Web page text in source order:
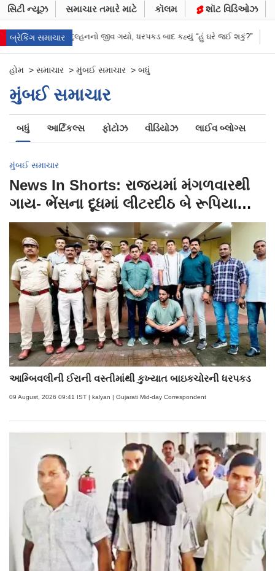
સિટી ન્યૂઝ સમાચાર તમારે માટે કૉલમ શૉટ વિડિઓઝ
બ્રેકિંગ સમાચાર
જ દુલ્હનનો જીવ ગયો, ધરપકડ બાદ કહ્યું “હું ઘરે જઈ શકું?” ‘હું બાબા બાગેશ્વર
હોમ > સમાચાર > મુંબઈ સમાચાર > બધું
મુંબઈ સમાચાર
બધું આર્ટિકલ્સ ફોટોઝ વીડિયોઝ લાઈવ બ્લોગ્સ
મુંબઈ સમાચાર
News In Shorts: રાજ્યમાં મંગળવારથી
ગાય- ભેંસના દૂધમાં લીટરદીઠ બે રૂપિયાનો
વધારો
આમ્બિવલીની ઈરાની વસ્તીમાંથી કુખ્યાત બાઇકચોરની ધરપકડ
09 August, 2026 09:41 IST | kalyan | Gujarati Mid-day Correspondent